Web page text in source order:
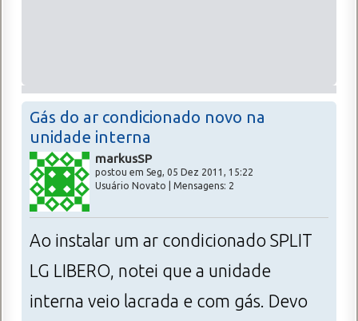
Gás do ar condicionado novo na
unidade interna
markusSP
postou em Seg, 05 Dez 2011, 15:22
Usuário Novato | Mensagens: 2
Ao instalar um ar condicionado SPLIT
LG LIBERO, notei que a unidade
interna veio lacrada e com gás. Devo